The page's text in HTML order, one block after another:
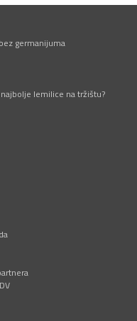
germanijuma
lemilice na tržištu?